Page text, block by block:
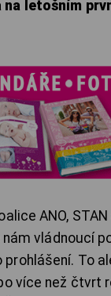
letošním
ANO,
vládnoucí
To
více než čtvrt